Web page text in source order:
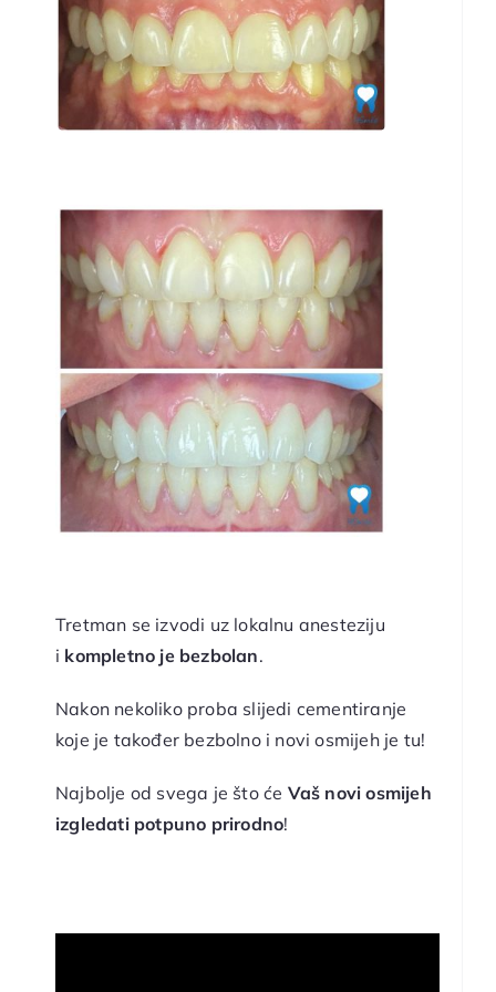
Tretman se izvodi uz lokalnu anesteziju
i kompletno je bezbolan.
Nakon nekoliko proba slijedi cementiranje
koje je također bezbolno i novi osmijeh je tu!
Najbolje od svega je što će Vaš novi osmijeh
izgledati potpuno prirodno!